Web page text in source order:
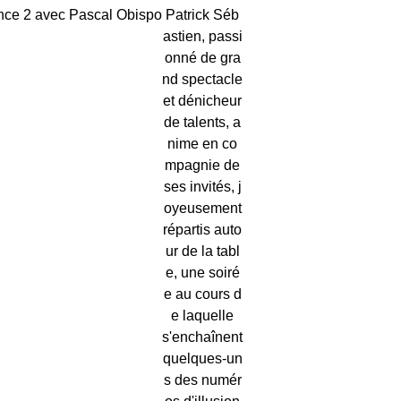
Patrick Séb
astien, passi
onné de gra
nd spectacle
et dénicheur
de talents, a
nime en co
mpagnie de
ses invités, j
oyeusement
répartis auto
ur de la tabl
e, une soiré
e au cours d
e laquelle
s'enchaînent
quelques-un
s des numér